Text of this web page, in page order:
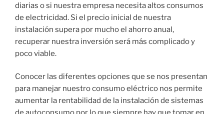
diarias o si nuestra empresa necesita altos consumos
de electricidad. Si el precio inicial de nuestra
instalación supera por mucho el ahorro anual,
recuperar nuestra inversión será más complicado y
poco viable.
Conocer las diferentes opciones que se nos presentan
para manejar nuestro consumo eléctrico nos permite
aumentar la rentabilidad de la instalación de sistemas